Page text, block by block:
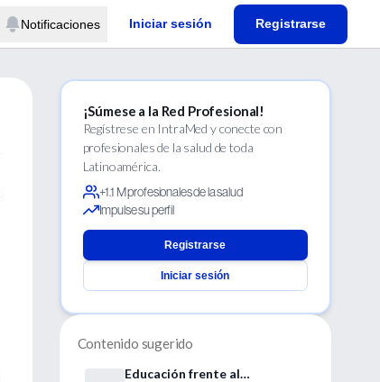
Notificaciones Iniciar sesión Registrarse
¡Súmese a la Red Profesional!
Regístrese en IntraMed y conecte con
profesionales de la salud de toda
Latinoamérica.
+1.1 M profesionales de la salud
Impulse su perfil
Registrarse
Iniciar sesión
Contenido sugerido
Educación frente al